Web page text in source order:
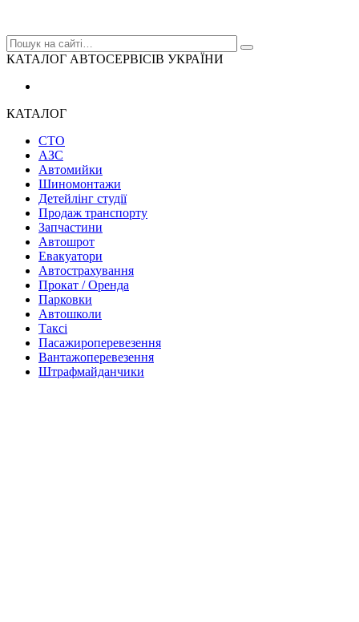
КАТАЛОГ АВТОСЕРВІСІВ УКРАЇНИ
КАТАЛОГ
СТО
АЗС
Автомийки
Шиномонтажи
Детейлінг студії
Продаж транспорту
Запчастини
Автошрот
Евакуатори
Автострахування
Прокат / Оренда
Парковки
Автошколи
Таксі
Пасажироперевезення
Вантажоперевезення
Штрафмайданчики